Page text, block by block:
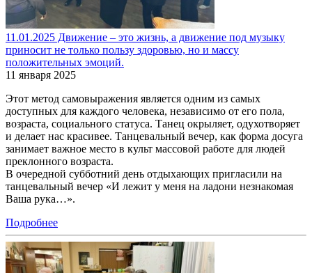
11.01.2025 Движение – это жизнь, а движение под музыку
приносит не только пользу здоровью, но и массу
положительных эмоций.
11 января 2025
Этот метод самовыражения является одним из самых
доступных для каждого человека, независимо от его пола,
возраста, социального статуса. Танец окрыляет, одухотворяет
и делает нас красивее. Танцевальный вечер, как форма досуга
занимает важное место в культ массовой работе для людей
преклонного возраста.
В очередной субботний день отдыхающих пригласили на
танцевальный вечер «И лежит у меня на ладони незнакомая
Ваша рука…».
Подробнее